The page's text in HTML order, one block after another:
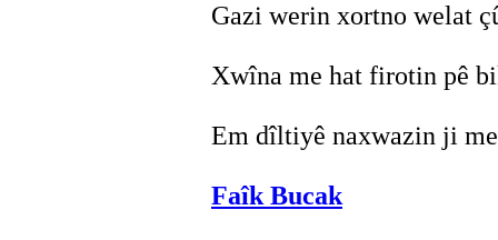
Gazi werin xortno welat
Xwîna me hat firotin pê
Em dîltiyê naxwazin ji
Faîk Bucak